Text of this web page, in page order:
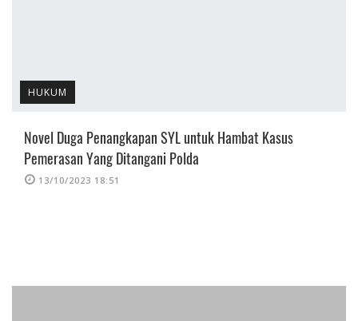
HUKUM
Novel Duga Penangkapan SYL untuk Hambat Kasus
Pemerasan Yang Ditangani Polda
13/10/2023 18:51